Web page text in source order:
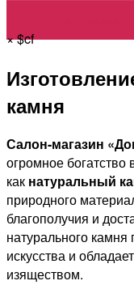
×$cf
камня
Салон-магазин
огромное богатство
как натуральный
природного
благополучия и
натурального
искусства и
изяществом.